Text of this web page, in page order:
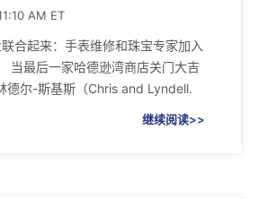
AM ET
合起来：手表维修和珠宝专家加入
当最后一家哈德逊湾商店关门大吉
德尔-斯基斯（Chris and Lyndell.
继续阅读>>